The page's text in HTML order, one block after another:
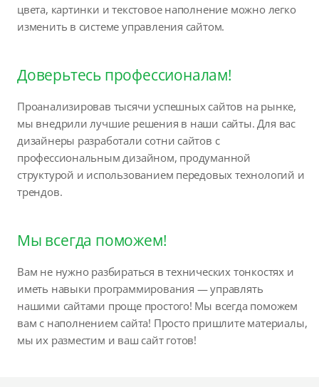
цвета, картинки и текстовое наполнение можно легко
изменить в системе управления сайтом.
Доверьтесь профессионалам!
Проанализировав тысячи успешных сайтов на рынке,
мы внедрили лучшие решения в наши сайты. Для вас
дизайнеры разработали сотни сайтов с
профессиональным дизайном, продуманной
структурой и использованием передовых технологий и
трендов.
Мы всегда поможем!
Вам не нужно разбираться в технических тонкостях и
иметь навыки программирования — управлять
нашими сайтами проще простого! Мы всегда поможем
вам с наполнением сайта! Просто пришлите материалы,
мы их разместим и ваш сайт готов!